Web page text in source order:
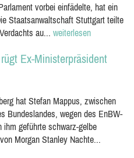
vorbei einfädelte, hat ein
Staatsanwaltschaft Stuttgart teilte
au... weiterlesen
Ex-Ministerpräsident
hat Stefan Mappus, zwischen
Bundeslandes, wegen des EnBW-
geführte schwarz-gelbe
Morgan Stanley Nachte...